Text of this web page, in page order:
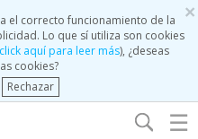
×
el correcto funcionamiento de la
Lo que sí utiliza son cookies
aquí para leer más), ¿deseas
cookies?
Rechazar
☰